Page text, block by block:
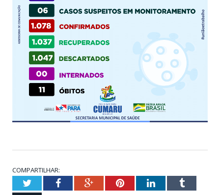
COMPARTILHAR:
TwitterFacebookGoogle+PinterestLinkedInTumblr